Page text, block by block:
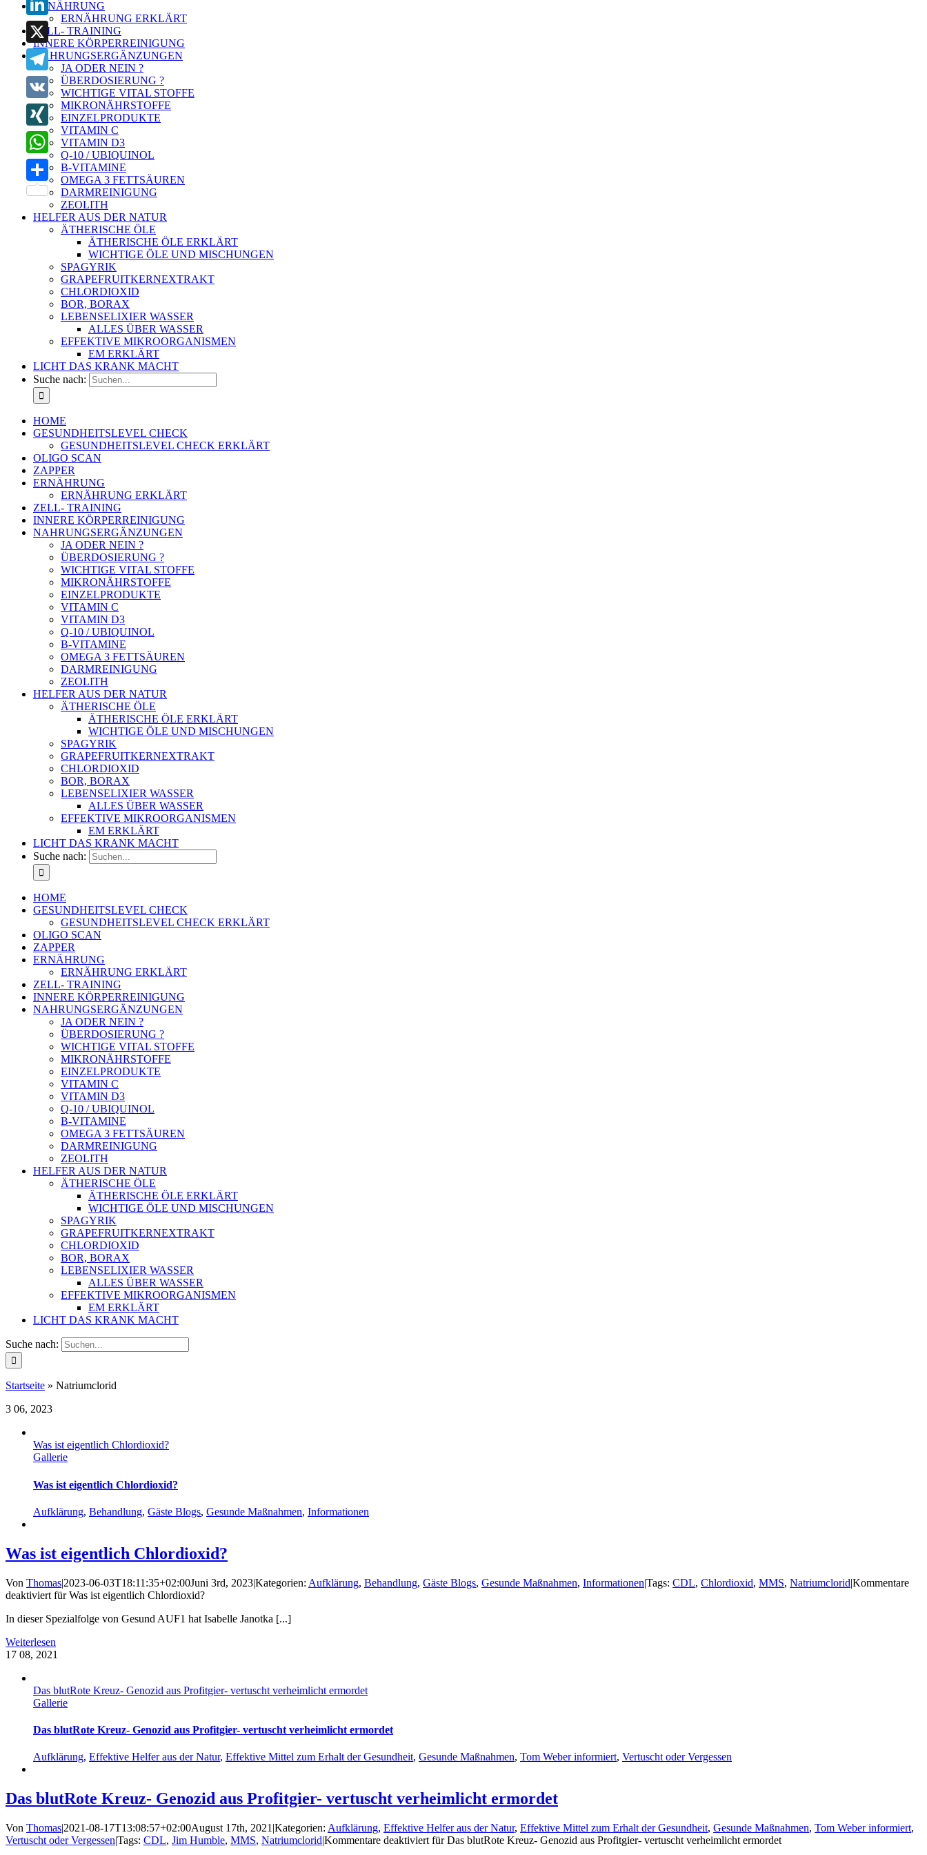
ERNÄHRUNG
ERNÄHRUNG ERKLÄRT
ZELL- TRAINING
INNERE KÖRPERREINIGUNG
NAHRUNGSERGÄNZUNGEN
JA ODER NEIN ?
ÜBERDOSIERUNG ?
WICHTIGE VITAL STOFFE
MIKRONÄHRSTOFFE
EINZELPRODUKTE
VITAMIN C
VITAMIN D3
Q-10 / UBIQUINOL
B-VITAMINE
OMEGA 3 FETTSÄUREN
DARMREINIGUNG
ZEOLITH
HELFER AUS DER NATUR
ÄTHERISCHE ÖLE
ÄTHERISCHE ÖLE ERKLÄRT
WICHTIGE ÖLE UND MISCHUNGEN
SPAGYRIK
GRAPEFRUITKERNEXTRAKT
CHLORDIOXID
BOR, BORAX
LEBENSELIXIER WASSER
ALLES ÜBER WASSER
EFFEKTIVE MIKROORGANISMEN
EM ERKLÄRT
LICHT DAS KRANK MACHT
Suche nach:
HOME
GESUNDHEITSLEVEL CHECK
GESUNDHEITSLEVEL CHECK ERKLÄRT
OLIGO SCAN
ZAPPER
ERNÄHRUNG
ERNÄHRUNG ERKLÄRT
ZELL- TRAINING
INNERE KÖRPERREINIGUNG
NAHRUNGSERGÄNZUNGEN
JA ODER NEIN ?
ÜBERDOSIERUNG ?
WICHTIGE VITAL STOFFE
MIKRONÄHRSTOFFE
EINZELPRODUKTE
VITAMIN C
VITAMIN D3
Q-10 / UBIQUINOL
B-VITAMINE
OMEGA 3 FETTSÄUREN
DARMREINIGUNG
ZEOLITH
HELFER AUS DER NATUR
ÄTHERISCHE ÖLE
ÄTHERISCHE ÖLE ERKLÄRT
WICHTIGE ÖLE UND MISCHUNGEN
SPAGYRIK
GRAPEFRUITKERNEXTRAKT
CHLORDIOXID
BOR, BORAX
LEBENSELIXIER WASSER
ALLES ÜBER WASSER
EFFEKTIVE MIKROORGANISMEN
EM ERKLÄRT
LICHT DAS KRANK MACHT
Suche nach:
HOME
GESUNDHEITSLEVEL CHECK
GESUNDHEITSLEVEL CHECK ERKLÄRT
OLIGO SCAN
ZAPPER
ERNÄHRUNG
ERNÄHRUNG ERKLÄRT
ZELL- TRAINING
INNERE KÖRPERREINIGUNG
NAHRUNGSERGÄNZUNGEN
JA ODER NEIN ?
ÜBERDOSIERUNG ?
WICHTIGE VITAL STOFFE
MIKRONÄHRSTOFFE
EINZELPRODUKTE
VITAMIN C
VITAMIN D3
Q-10 / UBIQUINOL
B-VITAMINE
OMEGA 3 FETTSÄUREN
DARMREINIGUNG
ZEOLITH
HELFER AUS DER NATUR
ÄTHERISCHE ÖLE
ÄTHERISCHE ÖLE ERKLÄRT
WICHTIGE ÖLE UND MISCHUNGEN
SPAGYRIK
GRAPEFRUITKERNEXTRAKT
CHLORDIOXID
BOR, BORAX
LEBENSELIXIER WASSER
ALLES ÜBER WASSER
EFFEKTIVE MIKROORGANISMEN
EM ERKLÄRT
LICHT DAS KRANK MACHT
Suche nach:
Startseite » Natriumclorid
3 06, 2023
Was ist eigentlich Chlordioxid?
Gallerie
Was ist eigentlich Chlordioxid?
Aufklärung, Behandlung, Gäste Blogs, Gesunde Maßnahmen, Informationen
Was ist eigentlich Chlordioxid?
Von Thomas|2023-06-03T18:11:35+02:00Juni 3rd, 2023|Kategorien: Aufklärung, Behandlung, Gäste Blogs, Gesunde Maßnahmen, Informationen|Tags: CDL, Chlordioxid, MMS, Natriumclorid|Kommentare
deaktiviert für Was ist eigentlich Chlordioxid?
In dieser Spezialfolge von Gesund AUF1 hat Isabelle Janotka [...]
Weiterlesen
17 08, 2021
Das blutRote Kreuz- Genozid aus Profitgier- vertuscht verheimlicht ermordet
Gallerie
Das blutRote Kreuz- Genozid aus Profitgier- vertuscht verheimlicht ermordet
Aufklärung, Effektive Helfer aus der Natur, Effektive Mittel zum Erhalt der Gesundheit, Gesunde Maßnahmen, Tom Weber informiert, Vertuscht oder Vergessen
Das blutRote Kreuz- Genozid aus Profitgier- vertuscht verheimlicht ermordet
Von Thomas|2021-08-17T13:08:57+02:00August 17th, 2021 |Kategorien: Aufklärung, Effektive Helfer aus der Natur, Effektive Mittel zum Erhalt der Gesundheit, Gesunde Maßnahmen, Tom Weber informiert,
Vertuscht oder Vergessen|Tags: CDL, Jim Humble, MMS, Natriumclorid|Kommentare deaktiviert für Das blutRote Kreuz- Genozid aus Profitgier- vertuscht verheimlicht ermordet
LinkedIn
X
Telegram
VK
XING
WhatsApp
Teilen